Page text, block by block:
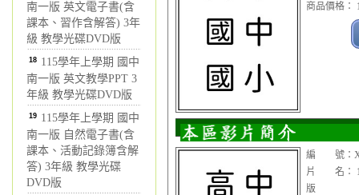
南一版 英文電子書(含
課本、習作含解答) 3年
級 教學光碟DVD版
18 115學年上學期 國中
南一版 英文教學PPT 3
年級 教學光碟DVD版
19 115學年上學期 國中
南一版 自然電子書(含
課本、活動記錄簿含解
答) 3年級 教學光碟
DVD版
商品價格：
編 號：
片 名：
版